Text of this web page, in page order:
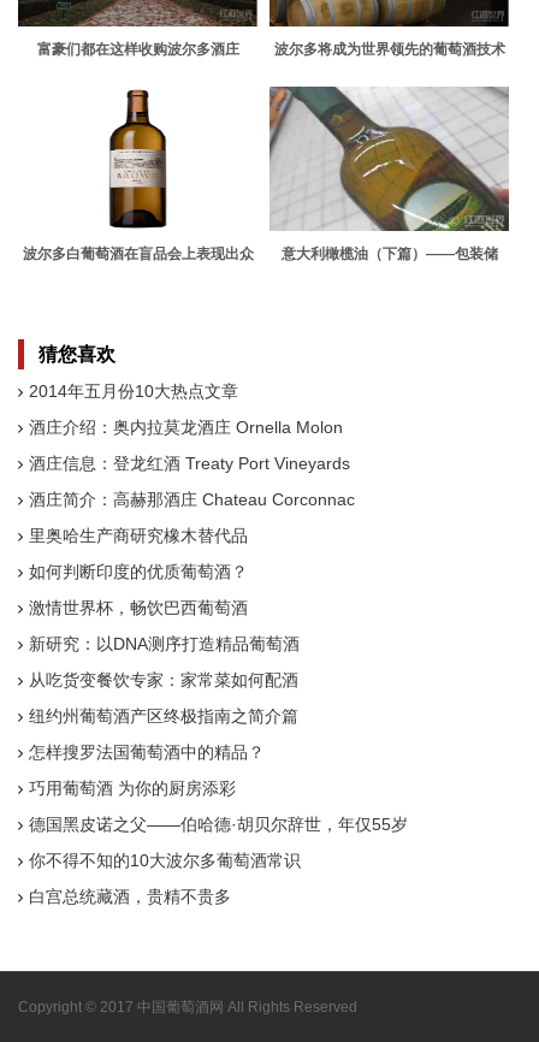
富豪们都在这样收购波尔多酒庄
波尔多将成为世界领先的葡萄酒技术
波尔多白葡萄酒在盲品会上表现出众
意大利橄榄油（下篇）——包装储
猜您喜欢
2014年五月份10大热点文章
酒庄介绍：奥内拉莫龙酒庄 Ornella Molon
酒庄信息：登龙红酒 Treaty Port Vineyards
酒庄简介：高赫那酒庄 Chateau Corconnac
里奥哈生产商研究橡木替代品
如何判断印度的优质葡萄酒？
激情世界杯，畅饮巴西葡萄酒
新研究：以DNA测序打造精品葡萄酒
从吃货变餐饮专家：家常菜如何配酒
纽约州葡萄酒产区终极指南之简介篇
怎样搜罗法国葡萄酒中的精品？
巧用葡萄酒 为你的厨房添彩
德国黑皮诺之父——伯哈德·胡贝尔辞世，年仅55岁
你不得不知的10大波尔多葡萄酒常识
白宫总统藏酒，贵精不贵多
Copyright © 2017 中国葡萄酒网 All Rights Reserved